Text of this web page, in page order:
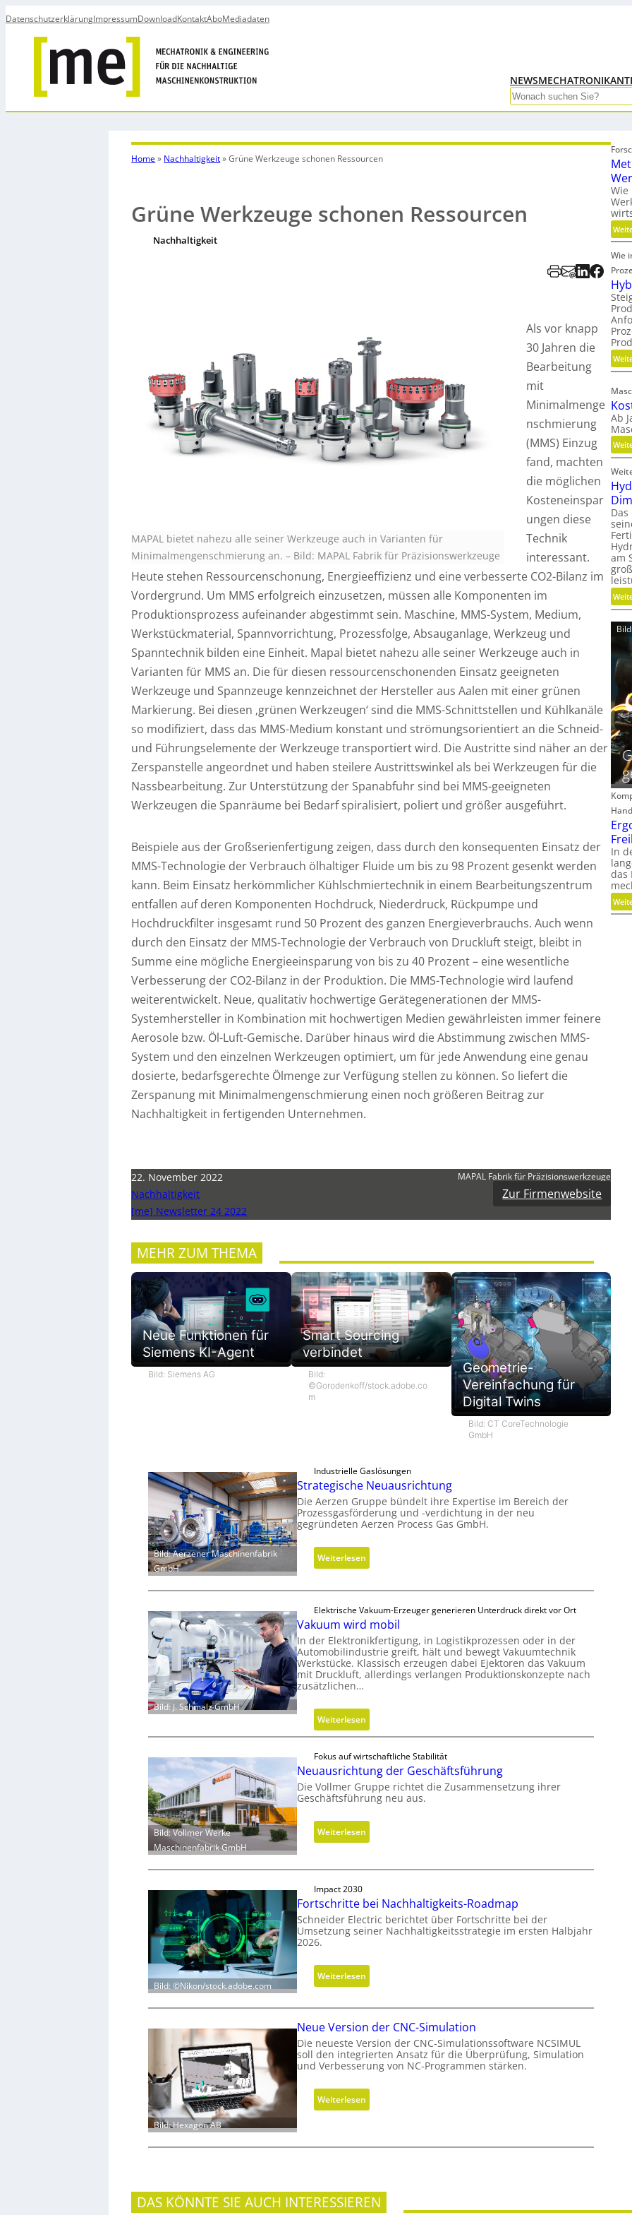
DatenschutzerklärungImpressumDownloadKontaktAboMediadaten
NEWSMECHATRONIK
Search
Home» Nachhaltigkeit»Grüne Werkzeuge schonen Ressourcen
Grüne Werkzeuge schonen Ressourcen
Nachhaltigkeit
MAPAL bietet nahezu alle seiner Werkzeuge auch in Varianten für
Minimalmengenschmierung an. – Bild: MAPAL Fabrik für Präzisionswerkzeuge
Als vor knapp
30 Jahren die
Bearbeitung
mit
Minimalmenge
nschmierung
(MMS) Einzug
fand, machten
die möglichen
Kosteneinspar
ungen diese
Technik
interessant.
Heute stehen Ressourcenschonung, Energieeffizienz und eine verbesserte CO2-Bilanz im
Vordergrund. Um MMS erfolgreich einzusetzen, müssen alle Komponenten im
Produktionsprozess aufeinander abgestimmt sein. Maschine, MMS-System, Medium,
Werkstückmaterial, Spannvorrichtung, Prozessfolge, Absauganlage, Werkzeug und
Spanntechnik bilden eine Einheit. Mapal bietet nahezu alle seiner Werkzeuge auch in
Varianten für MMS an. Die für diesen ressourcenschonenden Einsatz geeigneten
Werkzeuge und Spannzeuge kennzeichnet der Hersteller aus Aalen mit einer grünen
Markierung. Bei diesen ‚grünen Werkzeugen‘ sind die MMS-Schnittstellen und Kühlkanäle
so modifiziert, dass das MMS-Medium konstant und strömungsorientiert an die Schneid-
und Führungselemente der Werkzeuge transportiert wird. Die Austritte sind näher an der
Zerspanstelle angeordnet und haben steilere Austrittswinkel als bei Werkzeugen für die
Nassbearbeitung. Zur Unterstützung der Spanabfuhr sind bei MMS-geeigneten
Werkzeugen die Spanräume bei Bedarf spiralisiert, poliert und größer ausgeführt.
Beispiele aus der Großserienfertigung zeigen, dass durch den konsequenten Einsatz der
MMS-Technologie der Verbrauch ölhaltiger Fluide um bis zu 98 Prozent gesenkt werden
kann. Beim Einsatz herkömmlicher Kühlschmiertechnik in einem Bearbeitungszentrum
entfallen auf deren Komponenten Hochdruck, Niederdruck, Rückpumpe und
Hochdruckfilter insgesamt rund 50 Prozent des ganzen Energieverbrauchs. Auch wenn
durch den Einsatz der MMS-Technologie der Verbrauch von Druckluft steigt, bleibt in
Summe eine mögliche Energieeinsparung von bis zu 40 Prozent – eine wesentliche
Verbesserung der CO2-Bilanz in der Produktion. Die MMS-Technologie wird laufend
weiterentwickelt. Neue, qualitativ hochwertige Gerätegenerationen der MMS-
Systemhersteller in Kombination mit hochwertigen Medien gewährleisten immer feinere
Aerosole bzw. Öl-Luft-Gemische. Darüber hinaus wird die Abstimmung zwischen MMS-
System und den einzelnen Werkzeugen optimiert, um für jede Anwendung eine genau
dosierte, bedarfsgerechte Ölmenge zur Verfügung stellen zu können. So liefert die
Zerspanung mit Minimalmengenschmierung einen noch größeren Beitrag zur
Nachhaltigkeit in fertigenden Unternehmen.
22. November 2022
Nachhaltigkeit
[me] Newsletter 24 2022
MAPAL Fabrik für Präzisionswerkzeuge
Zur Firmenwebsite
MEHR ZUM THEMA
Neue Funktionen für
Siemens KI-Agent
Bild: Siemens AG
Smart Sourcing
verbindet
Bild:
©Gorodenkoff/stock.adobe.co
m
Geometrie-
Vereinfachung für
Digital Twins
Bild: CT CoreTechnologie
GmbH
Bild: Aerzener Maschinenfabrik
GmbH
Industrielle Gaslösungen
Strategische Neuausrichtung
Die Aerzen Gruppe bündelt ihre Expertise im Bereich der
Prozessgasförderung und -verdichtung in der neu
gegründeten Aerzen Process Gas GmbH.
Weiterlesen:
S
a
t
e
g
i
h
e
a
s
r
c
n
Bild: J. Schmalz GmbH
Elektrische Vakuum-Erzeuger generieren Unterdruck direkt vor Ort
Vakuum wird mobil
In der Elektronikfertigung, in Logistikprozessen oder in der
Automobilindustrie greift, hält und bewegt Vakuumtechnik
Werkstücke. Klassisch erzeugen dabei Ejektoren das Vakuum
mit Druckluft, allerdings verlangen Produktionskonzepte nach
zusätzlichen…
Weiterlesen:
V
k
u
u
w
i
d
b
i
Bild: Vollmer Werke
Maschinenfabrik GmbH
Fokus auf wirtschaftliche Stabilität
Neuausrichtung der Geschäftsführung
Die Vollmer Gruppe richtet die Zusammensetzung ihrer
Geschäftsführung neu aus.
Weiterlesen:
N
u
s
r
c
h
u
n
g
d
e
G
e
t
Bild: ©Nikon/stock.adobe.com
Impact 2030
Fortschritte bei Nachhaltigkeits-Roadmap
Schneider Electric berichtet über Fortschritte bei der
Umsetzung seiner Nachhaltigkeitsstrategie im ersten Halbjahr
2026.
Weiterlesen:
F
o
t
s
c
i
i
N
Bild: Hexagon AB
Neue Version der CNC-Simulation
Die neueste Version der CNC-Simulationssoftware NCSIMUL
soll den integrierten Ansatz für die Überprüfung, Simulation
und Verbesserung von NC-Programmen stärken.
Weiterlesen:
N
r
Wie
Wie
Ab
am
In
das
DAS KÖNNTE SIE AUCH INTERESSIEREN